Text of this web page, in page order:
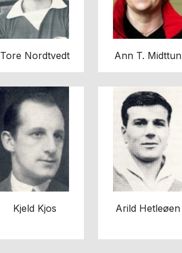
Tore Nordtvedt Ann T. Midttun
Kjeld Kjos Arild Hetleøen